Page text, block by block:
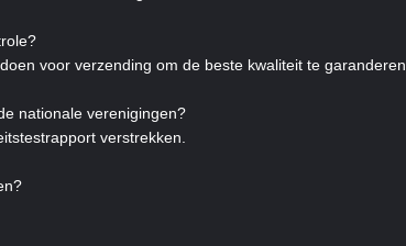
voor verzending om de beste kwaliteit te
nationale verenigingen?
verstrekken.